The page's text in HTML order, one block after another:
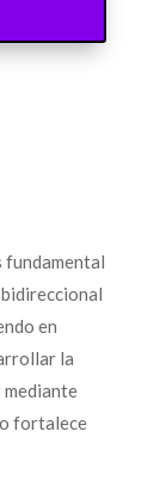
fundamental
en
la
fortalece